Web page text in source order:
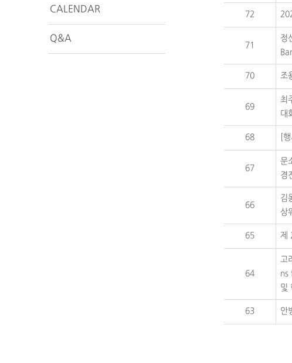
CALENDAR
Q&A
72
71
정
70 조
69
최
대
68 [
67
문
경
66
김
상
65 제
64
고
ns
및
63 안